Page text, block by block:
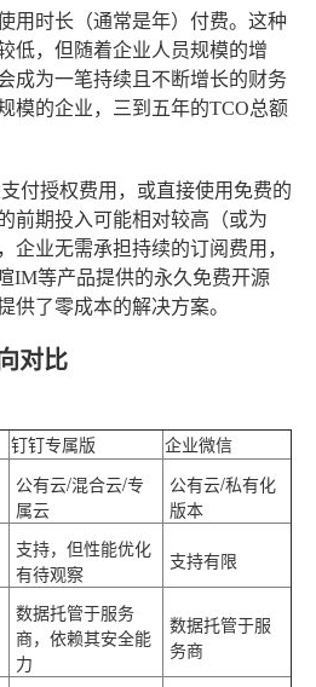
用时长（通常是年）付费。这种
低，但随着企业人员规模的增
成为一笔持续且不断增长的财务
模的企业，三到五年的TCO总额
付授权费用，或直接使用免费的
前期投入可能相对较高（或为
企业无需承担持续的订阅费用，
IM等产品提供的永久免费开源
供了零成本的解决方案。
对比
钉钉专属版
企业微信
公有云/混合云/专
属云
公有云/私有化
版本
支持，但性能优化
有待观察
支持有限
数据托管于服务
商，依赖其安全能
力
数据托管于服
务商